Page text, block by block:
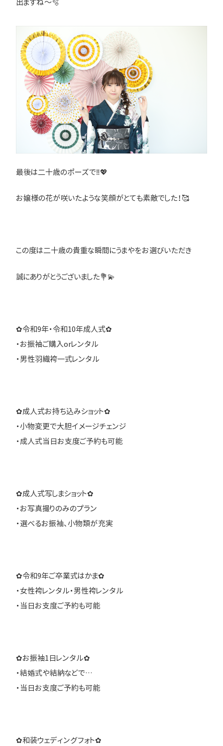
出ますね～🫧
最後は二十歳のポーズで‼💖
お嬢様の花が咲いたような笑顔がとても素敵でした！🥰
この度は二十歳の貴重な瞬間にうまやをお選びいただき
誠にありがとうございました💐💫
✿令和9年・令和10年成人式✿
・お振袖ご購入orレンタル
・男性羽織袴一式レンタル
✿成人式お持ち込みショット✿
・小物変更で大胆イメージチェンジ
・成人式当日お支度ご予約も可能
✿成人式写しまショット✿
・お写真撮りのみのプラン
・選べるお振袖、小物類が充実
✿令和9年ご卒業式はかま✿
・女性袴レンタル・男性袴レンタル
・当日お支度ご予約も可能
✿お振袖1日レンタル✿
・結婚式や結納などで…
・当日お支度ご予約も可能
✿和装ウェディングフォト✿